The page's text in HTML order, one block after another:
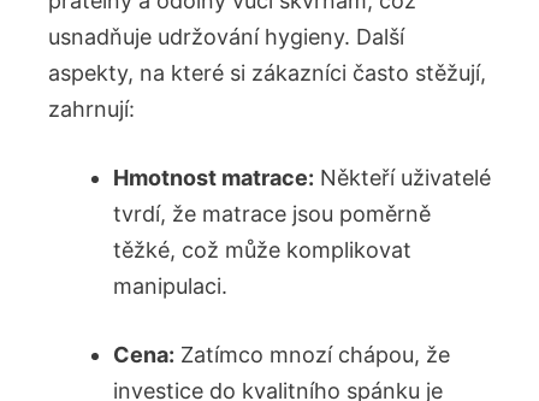
usnadňuje udržování hygieny. Další
aspekty, na které si zákazníci často stěžují,
zahrnují:
Hmotnost matrace: Někteří uživatelé
tvrdí, že matrace jsou poměrně
těžké, což může komplikovat
manipulaci.
Cena: Zatímco mnozí chápou, že
investice do kvalitního spánku je